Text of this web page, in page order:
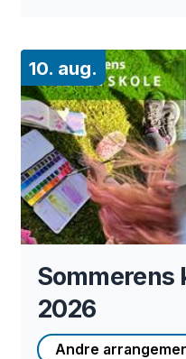
10. aug.
Sommerens
2026
Andre